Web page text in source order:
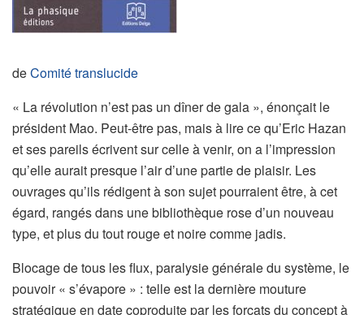
deComité translucide
« La révolution n’est pas un dîner de gala », énonçait le
président Mao. Peut-être pas, mais à lire ce qu’Eric Hazan
et ses pareils écrivent sur celle à venir, on a l’impression
qu’elle aurait presque l’air d’une partie de plaisir. Les
ouvrages qu’ils rédigent à son sujet pourraient être, à cet
égard, rangés dans une bibliothèque rose d’un nouveau
type, et plus du tout rouge et noire comme jadis.
Blocage de tous les flux, paralysie générale du système, le
pouvoir « s’évapore » : telle est la dernière mouture
stratégique en date coproduite par les forçats du concept à